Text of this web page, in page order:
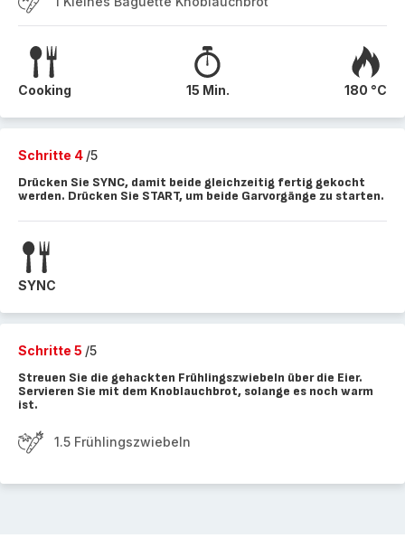
Cooking 15 Min. 180 °C
Schritte 4 /5
Drücken Sie SYNC, damit beide gleichzeitig fertig gekocht
werden. Drücken Sie START, um beide Garvorgänge zu starten.
SYNC
Schritte 5 /5
Streuen Sie die gehackten Frühlingszwiebeln über die Eier.
Servieren Sie mit dem Knoblauchbrot, solange es noch warm
ist.
1.5 Frühlingszwiebeln